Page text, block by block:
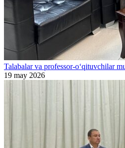
Talabalar va professor-o‘qituvchilar
19 may 2026